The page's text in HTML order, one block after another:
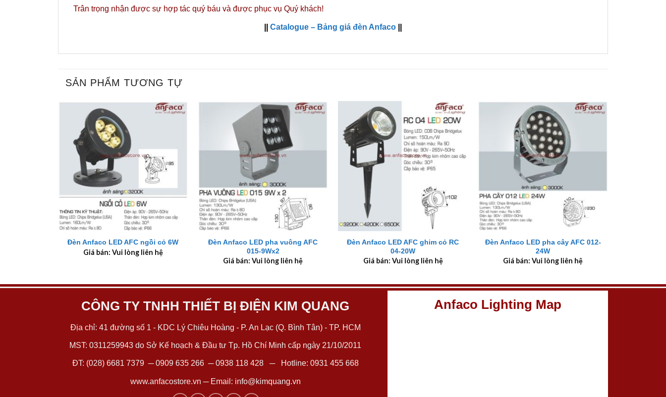
Trân trọng nhận được sự hợp tác quý báu và được phục vụ Quý khách!
Catalogue – Bảng giá đèn Anfaco
SẢN PHẨM TƯƠNG TỰ
+
Đèn Anfaco LED AFC ngồi cỏ 6W
Giá bán: Vui lòng liên hệ
+
Đèn Anfaco LED pha vuông AFC
015-9Wx2
Giá bán: Vui lòng liên hệ
+
Đèn Anfaco LED AFC ghim cỏ RC
04-20W
Giá bán: Vui lòng liên hệ
+
Đèn Anfaco LED pha cây AFC 012-
24W
Giá bán: Vui lòng liên hệ
CÔNG TY TNHH THIẾT BỊ ĐIỆN KIM QUANG
Địa chỉ: 41 đường số 1 - KDC Lý Chiêu Hoàng - P. An Lạc (Q. Bình Tân) - TP. HCM
MST: 0311259943 do Sở Kế hoạch & Đầu tư Tp. Hồ Chí Minh cấp ngày 21/10/2011
ĐT: (028) 6681 7379 ─0909 635 266─0938 118 428─ Hotline: 0931 455 668
www.anfacostore.vn ─ Email: info@kimquang.vn
Anfaco Lighting Map